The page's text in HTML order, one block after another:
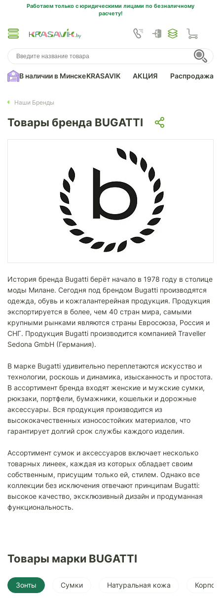
Работаем только с юридическими лицами по безналичному
расчету!
В наличии в МинскеKRASAVIK АКЦИЯ Распродажа
Наши Бренды
Товары бренда BUGATTI
История бренда Bugatti берёт начало в 1978 году в столице
моды Милане. Сегодня под брендом Bugatti производятся
одежда, обувь и кожгалантерейная продукция. Продукция
экспортируется в более, чем 40 стран мира, самыми
крупными рынками являются страны Евросоюза, Россия и
СНГ. Продукция Bugatti производится компанией Traveller
Sedona GmbH (Германия).
В марке Bugatti удивительно переплетаются искусство и
технологии, роскошь и динамика, изысканность и простота.
В ассортимент бренда входят женские и мужские сумки,
рюкзаки, портфели, бумажники, кошельки и дорожные
аксессуары. Вся продукция производится из
высококачественных износостойких материалов, что
гарантирует долгий срок службы каждого изделия.
Ассортимент сумок и аксессуаров включает несколько
товарных линеек, каждая из которых обладает своим
собственным, присущим только ей, стилем. Однако все
коллекции без исключения отвечают принципам Bugatti:
высокое качество, эксклюзивный дизайн и продуманная
функциональность.
Товары марки BUGATTI
Зонты Сумки Натуральная кожа